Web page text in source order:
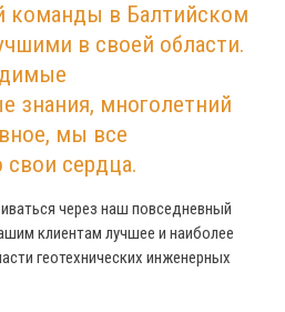
команды в Балтийском
в своей области.
знания, многолетний
мы все
сердца.
через наш повседневный
клиентам лучшее и наиболее
геотехнических инженерных